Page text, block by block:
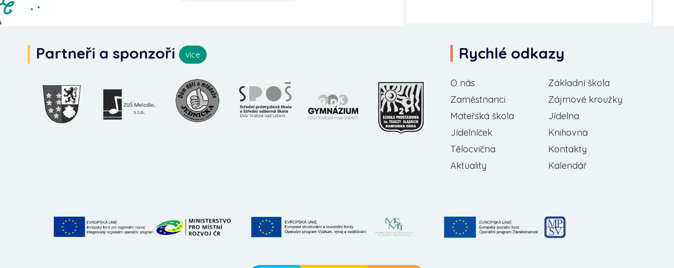
Partneři a sponzoři více Rychlé odkazy
O nás
Základní škola
Zaměstnanci
Zájmové kroužky
Mateřská škola
Jídelna
Jídelníček
Knihovna
Tělocvična
Kontakty
Aktuality
Kalendář